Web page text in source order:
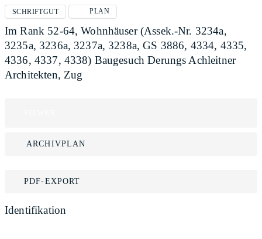
SCHRIFTGUT PLAN
Im Rank 52-64, Wohnhäuser (Assek.-Nr. 3234a,
3235a, 3236a, 3237a, 3238a, GS 3886, 4334, 4335,
4336, 4337, 4338) Baugesuch Derungs Achleitner
Architekten, Zug
ARCHIVPLAN
PDF-EXPORT
Identifikation